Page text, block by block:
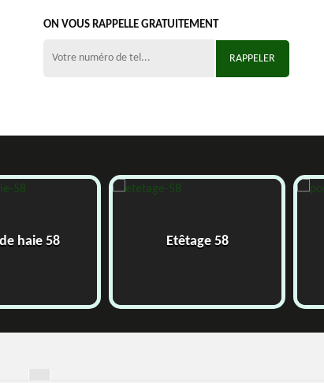
ON VOUS RAPPELLE GRATUITEMENT
haie 58 Etêtage 58